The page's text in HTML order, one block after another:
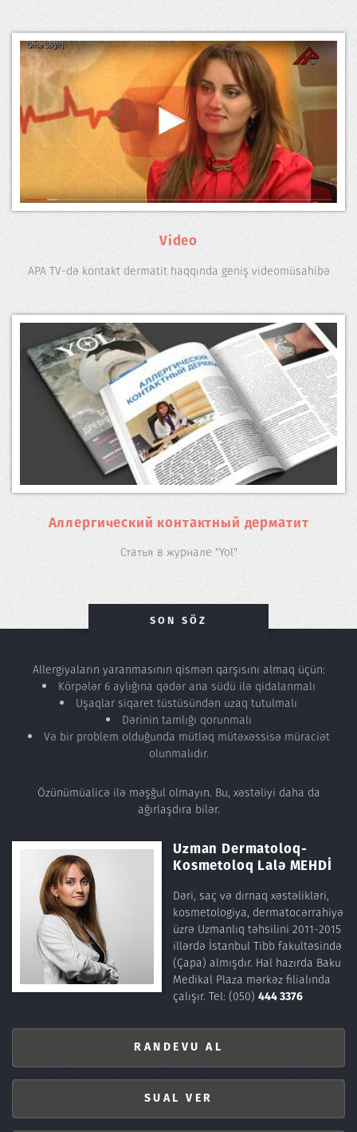
Video
APA TV-də kontakt dermatit haqqında geniş videomüsahibə
Аллергический контактный дерматит
Статья в журнале "Yol"
SON SÖZ
Allergiyaların yaranmasının qismən qarşısını almaq üçün:
Körpələr 6 aylığına qədər ana südü ilə qidalanmalı
Uşaqlar siqaret tüstüsündən uzaq tutulmalı
Dərinin tamlığı qorunmalı
Və bir problem olduğunda mütləq mütəxəssisə müraciət
olunmalıdır.
Özünümüalicə ilə məşğul olmayın. Bu, xəstəliyi daha da
ağırlaşdıra bilər.
Uzman Dermatoloq-
Kosmetoloq Lalə MEHDİ
Dəri, saç və dırnaq xəstəlikləri,
kosmetologiya, dermatocərrahiyə
üzrə Uzmanlıq təhsilini 2011-2015
illərdə İstanbul Tibb fakultəsində
(Çapa) almışdır. Hal hazırda Baku
Medikal Plaza mərkəz filialında
çalışır. Tel: (050)444 3376
RANDEVU AL
SUAL VER